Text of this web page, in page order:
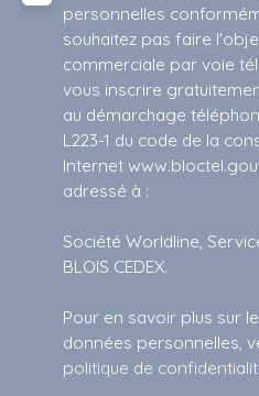
personnelles
souhaitez pas faire
commerciale par voie
vous inscrire
au démarchage
L223-1 du code de la
Internet
adressé à :
Société Worldline,
BLOIS CEDEX.
Pour en savoir plus sur
données personnelles,
politique de